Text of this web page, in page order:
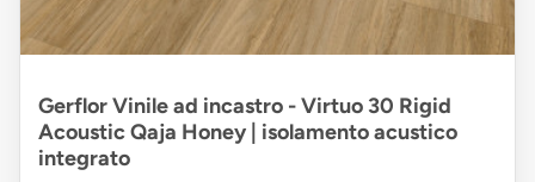
Gerflor Vinile ad incastro - Virtuo 30 Rigid
Acoustic Qaja Honey | isolamento acustico
integrato